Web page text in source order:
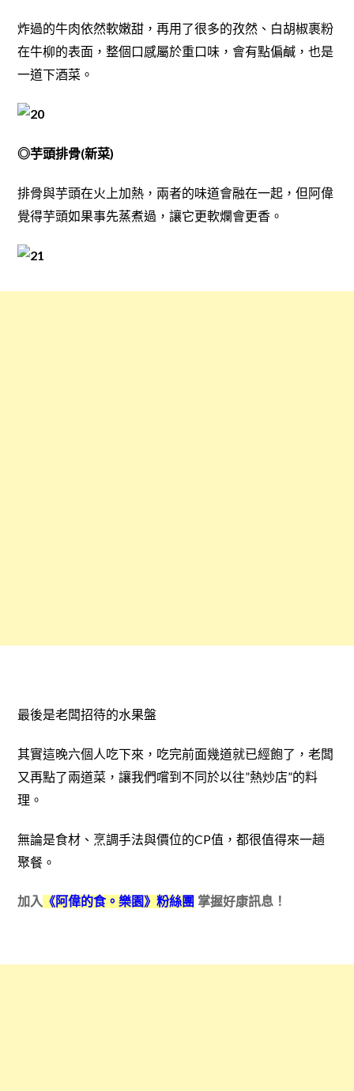
炸過的牛肉依然軟嫩甜，再用了很多的孜然、白胡椒裹粉
在牛柳的表面，整個口感屬於重口味，會有點偏鹹，也是
一道下酒菜。
◎芋頭排骨(新菜)
排骨與芋頭在火上加熱，兩者的味道會融在一起，但阿偉
覺得芋頭如果事先蒸煮過，讓它更軟爛會更香。
最後是老闆招待的水果盤
其實這晚六個人吃下來，吃完前面幾道就已經飽了，老闆
又再點了兩道菜，讓我們嚐到不同於以往”熱炒店”的料
理。
無論是食材、烹調手法與價位的CP值，都很值得來一趟
聚餐。
加入《阿偉的食。樂園》粉絲團 掌握好康訊息！